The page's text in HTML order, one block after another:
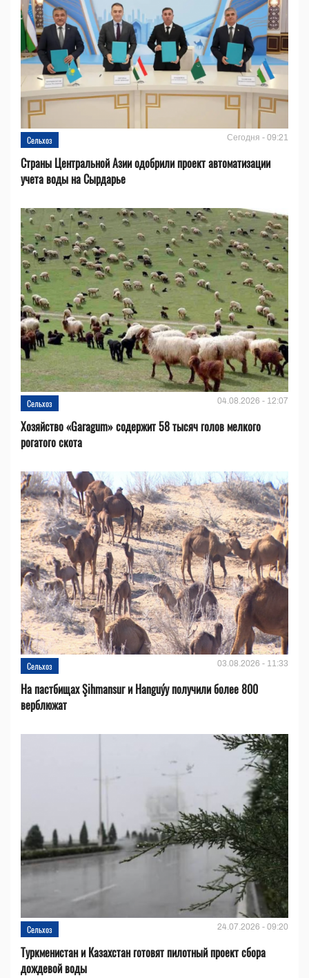
Сельхоз Сегодня - 09:21
Страны Центральной Азии одобрили проект автоматизации
учета воды на Сырдарье
Сельхоз 04.08.2026 - 12:07
Хозяйство «Garagum» содержит 58 тысяч голов мелкого
рогатого скота
Сельхоз 03.08.2026 - 11:33
На пастбищах Şihmansur и Hanguýy получили более 800
верблюжат
Сельхоз 24.07.2026 - 09:20
Туркменистан и Казахстан готовят пилотный проект сбора
дождевой воды